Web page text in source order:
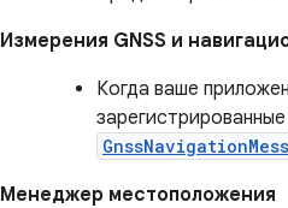
Измерения GNSS и
Когда ваше
Менеджер местоположения